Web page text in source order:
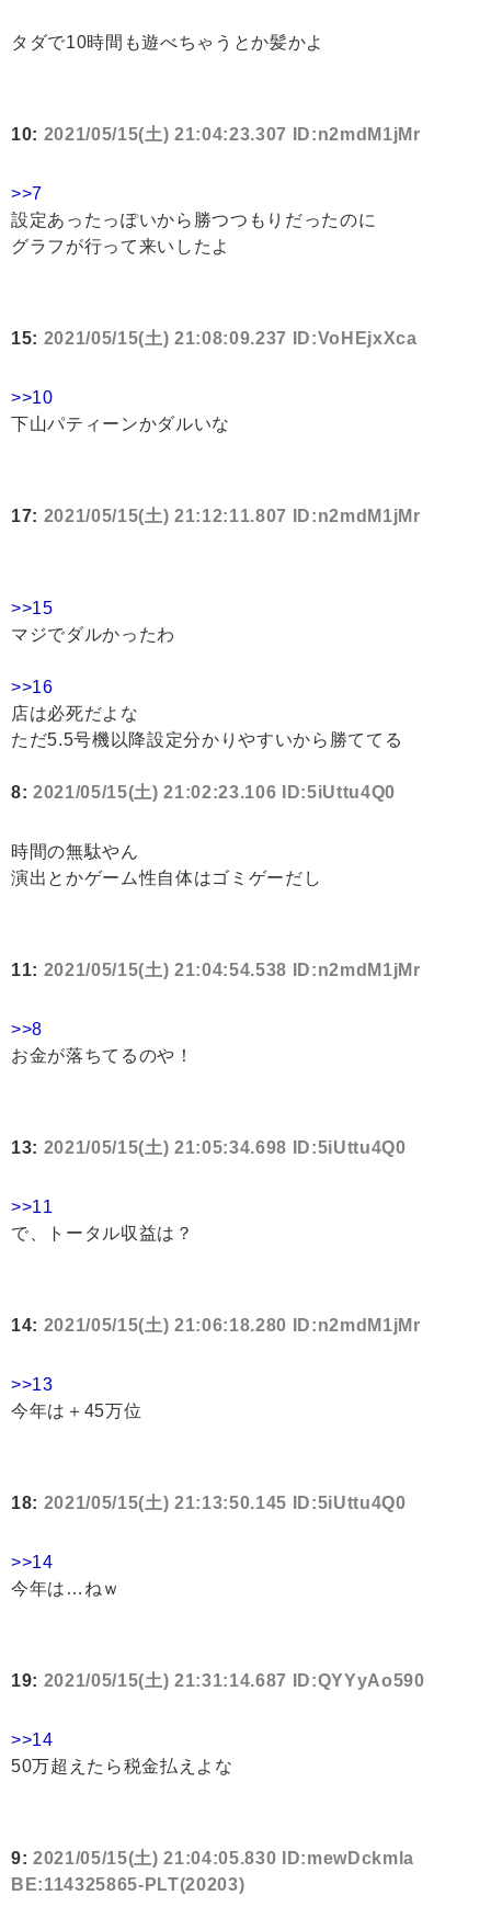
タダで10時間も遊べちゃうとか髪かよ
10: 2021/05/15(土) 21:04:23.307 ID:n2mdM1jMr
>>7
設定あったっぽいから勝つつもりだったのに
グラフが行って来いしたよ
15: 2021/05/15(土) 21:08:09.237 ID:VoHEjxXca
>>10
下山パティーンかダルいな
17: 2021/05/15(土) 21:12:11.807 ID:n2mdM1jMr
>>15
マジでダルかったわ
>>16
店は必死だよな
ただ5.5号機以降設定分かりやすいから勝ててる
8: 2021/05/15(土) 21:02:23.106 ID:5iUttu4Q0
時間の無駄やん
演出とかゲーム性自体はゴミゲーだし
11: 2021/05/15(土) 21:04:54.538 ID:n2mdM1jMr
>>8
お金が落ちてるのや！
13: 2021/05/15(土) 21:05:34.698 ID:5iUttu4Q0
>>11
で、トータル収益は？
14: 2021/05/15(土) 21:06:18.280 ID:n2mdM1jMr
>>13
今年は＋45万位
18: 2021/05/15(土) 21:13:50.145 ID:5iUttu4Q0
>>14
今年は…ねｗ
19: 2021/05/15(土) 21:31:14.687 ID:QYYyAo590
>>14
50万超えたら税金払えよな
9: 2021/05/15(土) 21:04:05.830 ID:mewDckmla
BE:114325865-PLT(20203)